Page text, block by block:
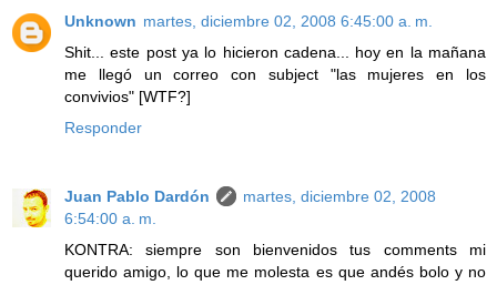
Unknown martes, diciembre 02, 2008 6:45:00 a. m.
Shit... este post ya lo hicieron cadena... hoy en la mañana
me llegó un correo con subject "las mujeres en los
convivios" [WTF?]
Responder
Juan Pablo Dardón
martes, diciembre 02, 2008
6:54:00 a. m.
KONTRA: siempre son bienvenidos tus comments mi
querido amigo, lo que me molesta es que andés bolo y no